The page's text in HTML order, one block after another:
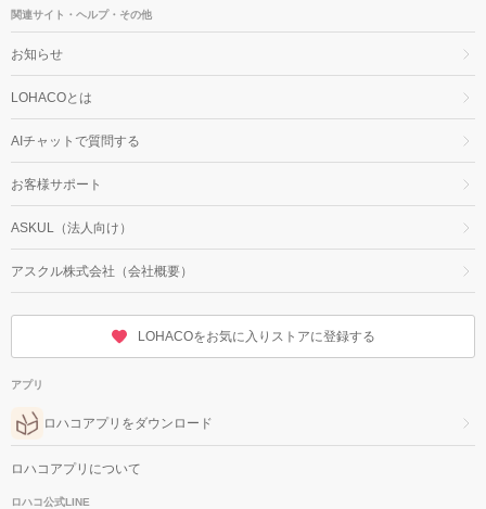
関連サイト・ヘルプ・その他
お知らせ
LOHACOとは
AIチャットで質問する
お客様サポート
ASKUL（法人向け）
アスクル株式会社（会社概要）
LOHACOをお気に入りストアに登録する
アプリ
ロハコアプリをダウンロード
ロハコアプリについて
ロハコ公式LINE